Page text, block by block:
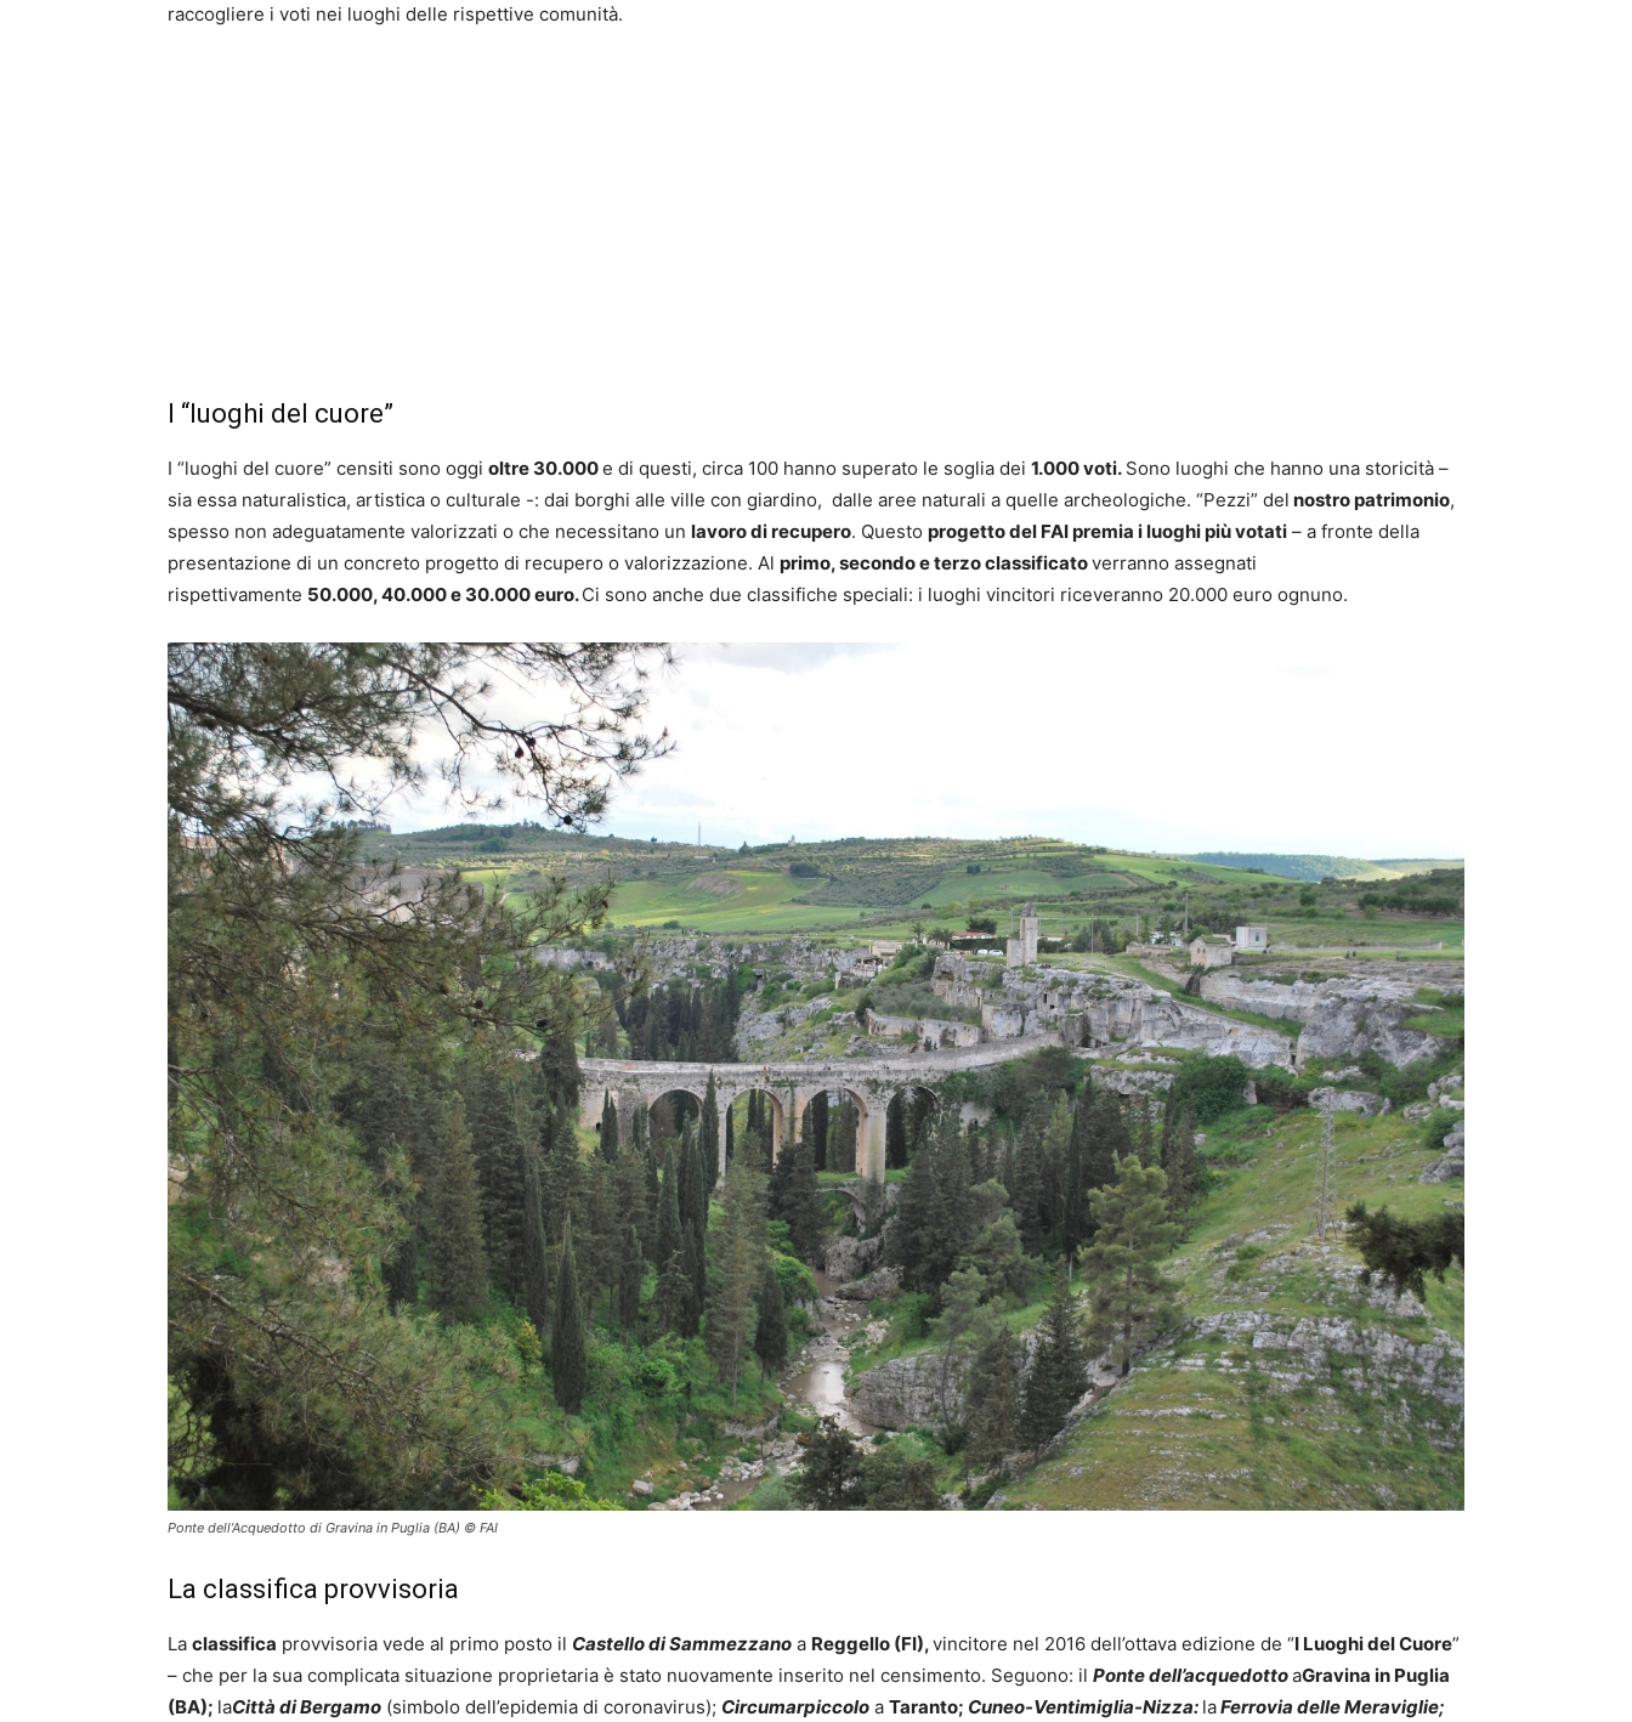
raccogliere i voti nei luoghi delle rispettive comunità.
I “luoghi del cuore”
I “luoghi del cuore” censiti sono oggi oltre 30.000e di questi, circa 100 hanno superato le soglia dei 1.000 voti. Sono luoghi che hanno una storicità –
sia essa naturalistica, artistica o culturale -: dai borghi alle ville con giardino, dalle aree naturali a quelle archeologiche. “Pezzi” del nostro patrimonio,
spesso non adeguatamente valorizzati o che necessitano un lavoro di recupero. Questo progetto del FAI premia i luoghi più votati – a fronte della
presentazione di un concreto progetto di recupero o valorizzazione. Al primo, secondo e terzo classificatoverranno assegnati
rispettivamente 50.000, 40.000 e 30.000 euro.Ci sono anche due classifiche speciali: i luoghi vincitori riceveranno 20.000 euro ognuno.
Ponte dell’Acquedotto di Gravina in Puglia (BA) © FAI
La classifica provvisoria
La classifica provvisoria vede al primo posto il Castello di Sammezzano a Reggello (FI),vincitore nel 2016 dell’ottava edizione de “I Luoghi del Cuore”
– che per la sua complicata situazione proprietaria è stato nuovamente inserito nel censimento. Seguono: il Ponte dell’acquedottoaGravina in Puglia
(BA); laCittà di Bergamo (simbolo dell’epidemia di coronavirus); Circumarpiccolo a Taranto; Cuneo-Ventimiglia-Nizza: laFerrovia delle Meraviglie;